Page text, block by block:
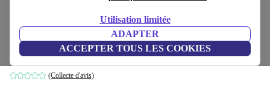
Utilisation limitée
ADAPTER
ACCEPTER TOUS LES COOKIES
Huawei Ascend G510
noir
(Collecte d'avis)